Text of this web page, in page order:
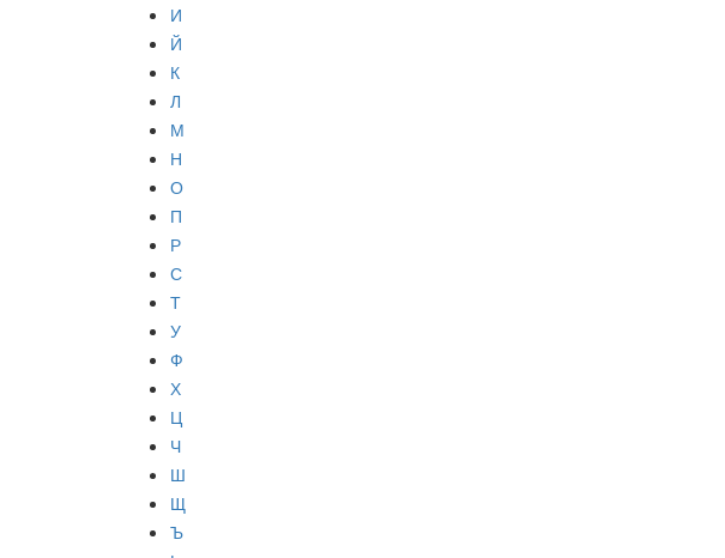
И
Й
К
Л
М
Н
О
П
Р
С
Т
У
Ф
Х
Ц
Ч
Ш
Щ
Ъ